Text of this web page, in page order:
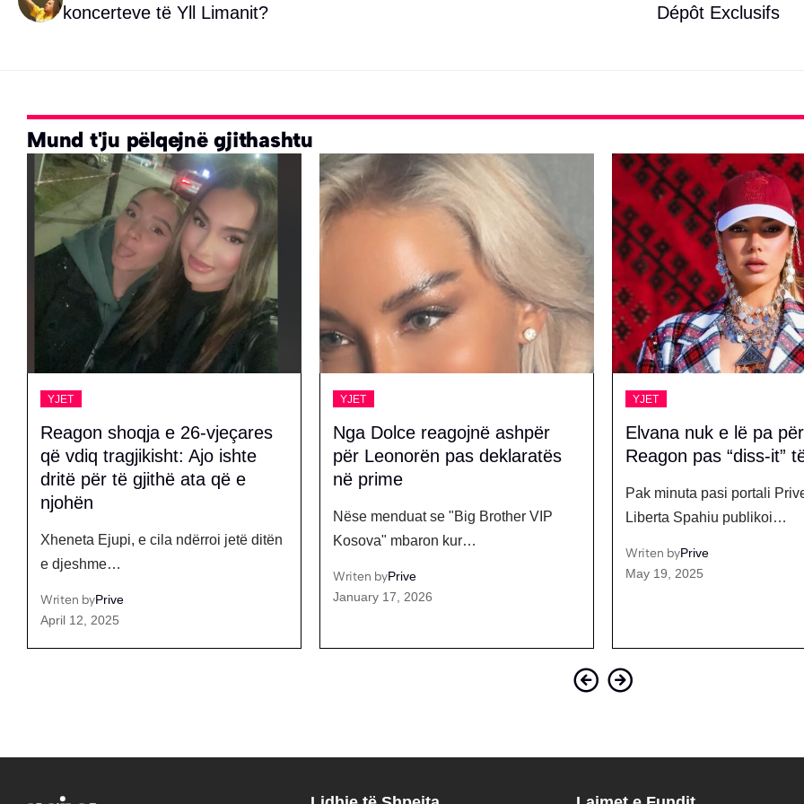
koncerteve të Yll Limanit? Dépôt Exclusifs
Mund t'ju pëlqejnë gjithashtu
YJET
Reagon shoqja e 26-vjeçares
që vdiq tragjikisht: Ajo ishte
dritë për të gjithë ata që e
njohën
Xheneta Ejupi, e cila ndërroi jetë ditën
e djeshme…
Writen byPrive
April 12, 2025
YJET
Nga Dolce reagojnë ashpër
për Leonorën pas deklaratës
në prime
Nëse menduat se "Big Brother VIP
Kosova" mbaron kur…
Writen byPrive
January 17, 2026
YJET
Elvana nuk e lë pa
Reagon pas “diss-it”
Pak minuta pasi portali
Liberta Spahiu publikoi…
Writen byPrive
May 19, 2025